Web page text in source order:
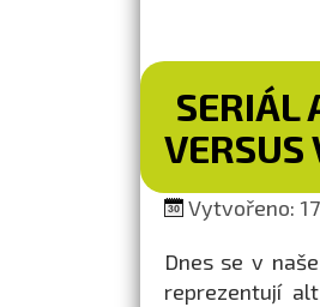
SERIÁL
VERSUS
Vytvořeno:
Dnes se v
reprezentují